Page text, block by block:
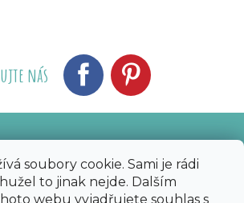
soubory cookie. Sami je rádi
to jinak nejde. Dalším
webu vyjadřujete souhlas s
nás
Bijoux Components - Svět